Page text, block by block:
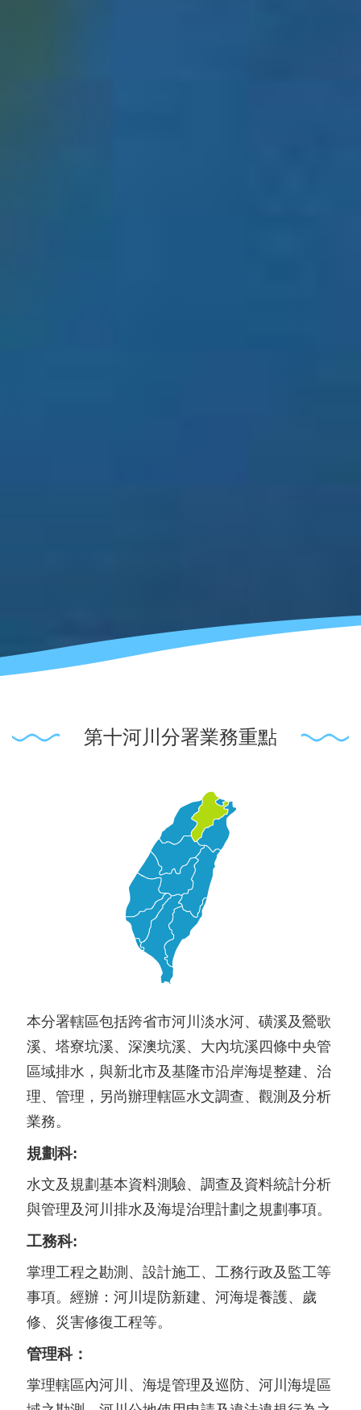
第十河川分署業務重點
本分署轄區包括跨省市河川淡水河、磺溪及鶯歌
溪、塔寮坑溪、深澳坑溪、大內坑溪四條中央管
區域排水，與新北市及基隆市沿岸海堤整建、治
理、管理，另尚辦理轄區水文調查、觀測及分析
業務。
規劃科:
水文及規劃基本資料測驗、調查及資料統計分析
與管理及河川排水及海堤治理計劃之規劃事項。
工務科:
掌理工程之勘測、設計施工、工務行政及監工等
事項。經辦：河川堤防新建、河海堤養護、歲
修、災害修復工程等。
管理科：
掌理轄區內河川、海堤管理及巡防、河川海堤區